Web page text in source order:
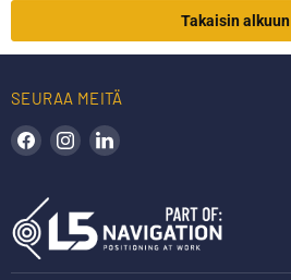
Takaisin alkuun
SEURAA MEITÄ
Löydä meidät Facebookista
Löydä meidät Instagramista